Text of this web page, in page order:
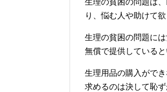
生理の貧困の問題は
り、悩む人や助けて
生理の貧困の問題に
無償で提供している
生理用品の購入がで
求めるのは決して恥